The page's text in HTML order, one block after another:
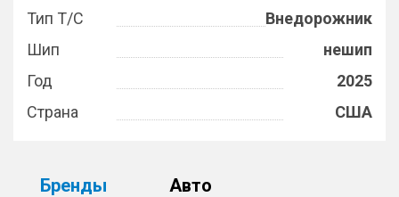
Тип Т/С
Внедорожник
Шип
нешип
Год
2025
Страна
США
Бренды
Авто